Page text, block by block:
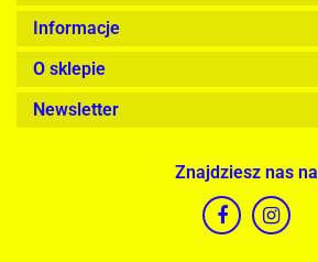
Informacje
O sklepie
Newsletter
Znajdziesz nas na